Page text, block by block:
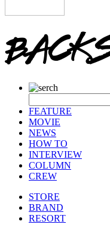
FEATURE
MOVIE
NEWS
HOW TO
INTERVIEW
COLUMN
CREW
STORE
BRAND
RESORT